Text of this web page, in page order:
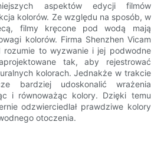
aspektów edycji filmów
kolorów. Ze względu na sposób, w
filmy kręcone pod wodą mają
kolorów. Firma Shenzhen Vicam
rozumie to wyzwanie i jej podwodne
tak, aby rejestrować
kolorach. Jednakże w trakcie
bardziej udoskonalić wrażenia
i równoważąc kolory. Dzięki temu
odzwierciedlał prawdziwe kolory
otoczenia.